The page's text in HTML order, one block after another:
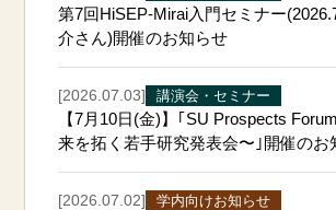
第7回HiSEP-Mirai入門セミナー
介さん)開催のお知らせ
[2026.07.03] 講演会・セミナー
【7月10日(金)】｢SU Prospects
来を拓く若手研究発表会〜｣開催のお
[2026.07.02] 学内向けお知らせ